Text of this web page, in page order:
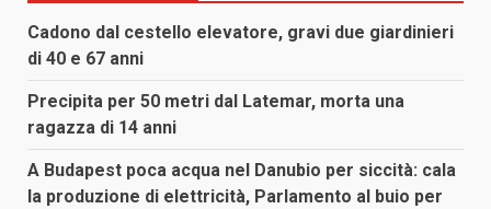
Cadono dal cestello elevatore, gravi due giardinieri
di 40 e 67 anni
Precipita per 50 metri dal Latemar, morta una
ragazza di 14 anni
A Budapest poca acqua nel Danubio per siccità: cala
la produzione di elettricità, Parlamento al buio per